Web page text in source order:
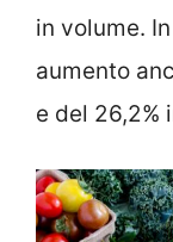
in volume.
aumento
e del 26,2%